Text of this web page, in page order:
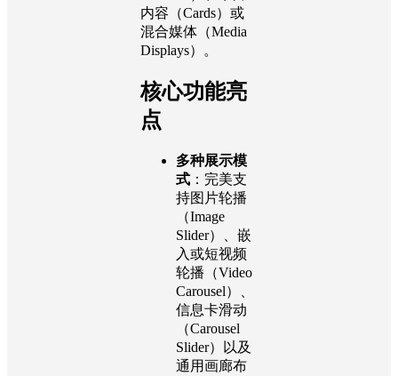
内容（Cards）或
混合媒体（Media
Displays）。
核心功能亮
点
多种展示模
式 ：完美支
持图片轮播
（Image
Slider）、嵌
入或短视频
轮播（Video
Carousel）、
信息卡滑动
（Carousel
Slider）以及
通用画廊布